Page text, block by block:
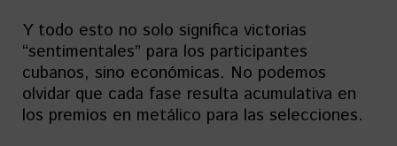
Y todo esto no solo significa victorias
“sentimentales” para los participantes
cubanos, sino económicas. No podemos
olvidar que cada fase resulta acumulativa en
los premios en metálico para las selecciones.